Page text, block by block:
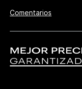
Comentarios